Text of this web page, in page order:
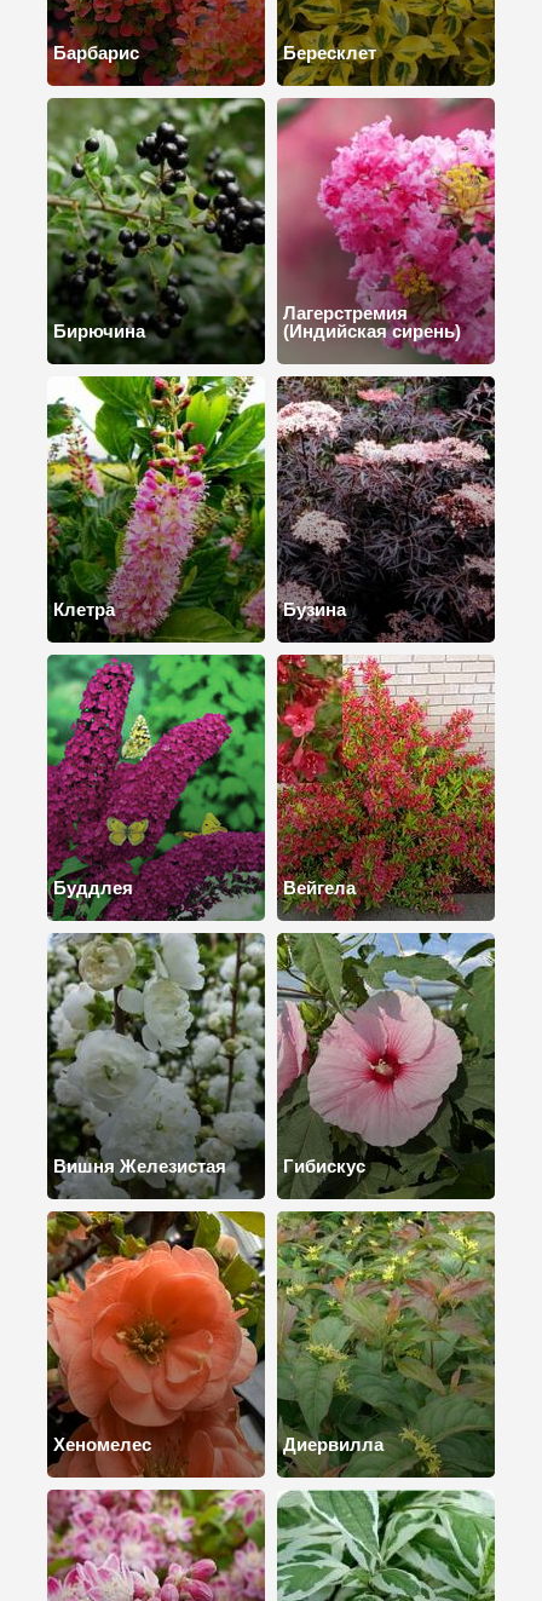
Барбарис Бересклет
Бирючина
Лагерстремия
(Индийская сирень)
Клетра Бузина
Буддлея Вейгела
Вишня Железистая Гибискус
Хеномелес Диервилла